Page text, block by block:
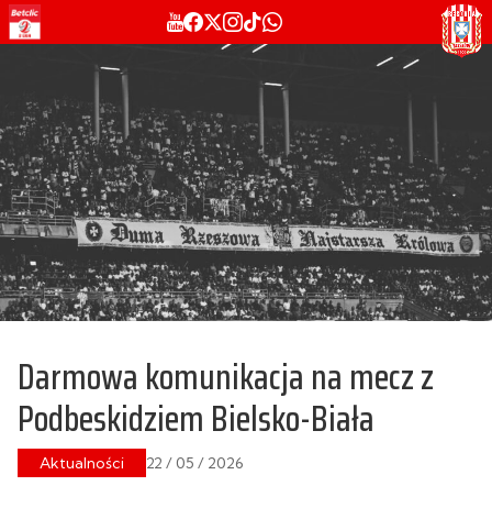
Darmowa komunikacja na mecz z
Podbeskidziem Bielsko-Biała
Aktualności 22 / 05 / 2026